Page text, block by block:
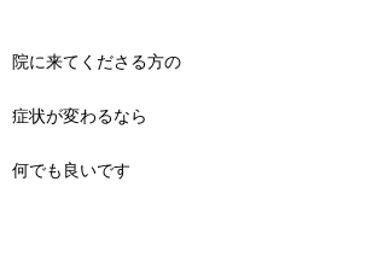
院に来てくださる方の
症状が変わるなら
何でも良いです